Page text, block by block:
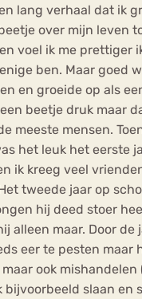
lang verhaal dat ik
over mijn leven
voel ik me prettiger
ben. Maar goed
en groeide op als
beetje druk maar
meeste mensen.
het leuk het eerste
ik kreeg veel
tweede jaar op
hij deed stoer
alleen maar. Door de
eer te pesten maar
ook mishandelen
bijvoorbeeld slaan en